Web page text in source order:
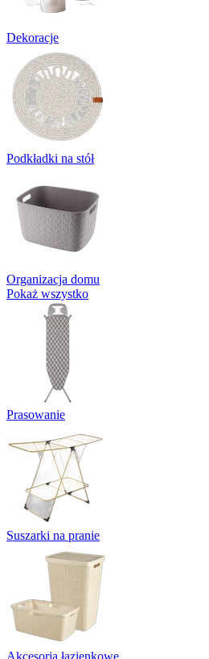
Dekoracje
Podkładki na stół
Organizacja domu
Pokaż wszystko
Prasowanie
Suszarki na pranie